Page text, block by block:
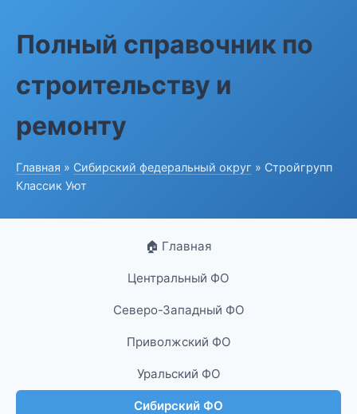
Полный справочник по
строительству и
ремонту
Главная » Сибирский федеральный округ » Стройгрупп
Классик Уют
🏠 Главная
Центральный ФО
Северо-Западный ФО
Приволжский ФО
Уральский ФО
Сибирский ФО